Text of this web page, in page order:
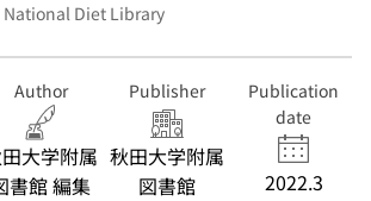
Diet Library
Author
大学附属
書館 編集
Publisher
秋田大学附属
図書館
Publication
date
2022.3